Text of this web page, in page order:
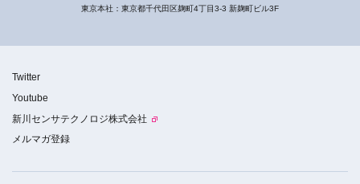
東京本社：東京都千代田区麹町4丁目3-3 新麹町ビル3F
Twitter
Youtube
新川センサテクノロジ株式会社
メルマガ登録